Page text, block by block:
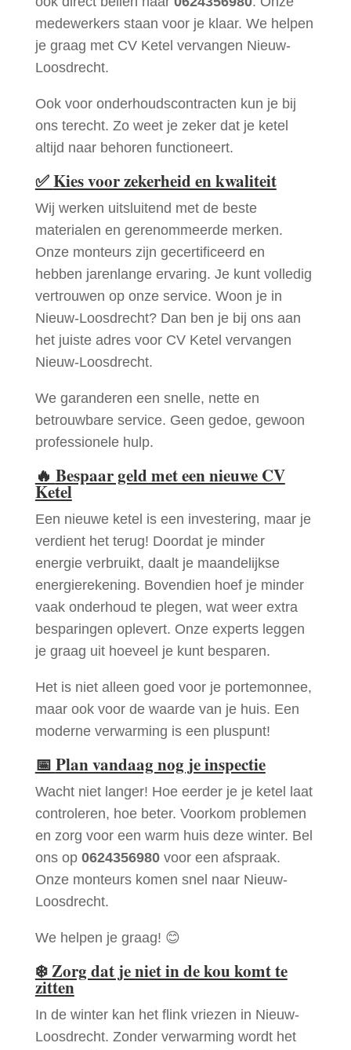
medewerkers staan voor je klaar. We helpen
je graag met CV Ketel vervangen Nieuw-
Loosdrecht.
Ook voor onderhoudscontracten kun je bij
ons terecht. Zo weet je zeker dat je ketel
altijd naar behoren functioneert.
✅Kies voor zekerheid en kwaliteit
Wij werken uitsluitend met de beste
materialen en gerenommeerde merken.
Onze monteurs zijn gecertificeerd en
hebben jarenlange ervaring. Je kunt volledig
vertrouwen op onze service. Woon je in
Nieuw-Loosdrecht? Dan ben je bij ons aan
het juiste adres voor CV Ketel vervangen
Nieuw-Loosdrecht.
We garanderen een snelle, nette en
betrouwbare service. Geen gedoe, gewoon
professionele hulp.
🔥 Bespaar geld met een nieuwe CV
Ketel
Een nieuwe ketel is een investering, maar je
verdient het terug! Doordat je minder
energie verbruikt, daalt je maandelijkse
energierekening. Bovendien hoef je minder
vaak onderhoud te plegen, wat weer extra
besparingen oplevert. Onze experts leggen
je graag uit hoeveel je kunt besparen.
Het is niet alleen goed voor je portemonnee,
maar ook voor de waarde van je huis. Een
moderne verwarming is een pluspunt!
📅 Plan vandaag nog je inspectie
Wacht niet langer! Hoe eerder je je ketel laat
controleren, hoe beter. Voorkom problemen
en zorg voor een warm huis deze winter. Bel
ons op 0624356980voor een afspraak.
Onze monteurs komen snel naar Nieuw-
Loosdrecht.
We helpen je graag! 😊
❄️Zorg dat je niet in de kou komt te
zitten
In de winter kan het flink vriezen in Nieuw-
Loosdrecht. Zonder verwarming wordt het